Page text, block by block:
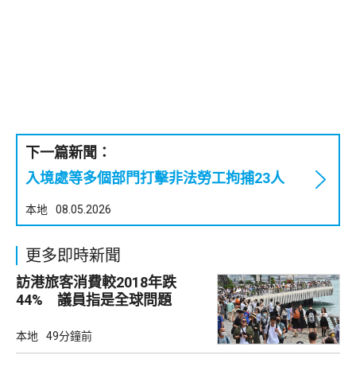
下一篇新聞：
入境處等多個部門打擊非法勞工拘捕23人
本地 08.05.2026
更多即時新聞
訪港旅客消費較2018年跌
44% 議員指是全球問題
本地 49分鐘前